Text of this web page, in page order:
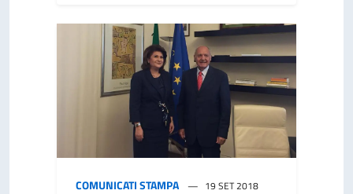
COMUNICATI STAMPA 19 SET 2018